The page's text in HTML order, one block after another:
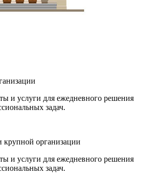
и услуги для ежедневного решения
задач.
крупной организации
и услуги для ежедневного решения
задач.